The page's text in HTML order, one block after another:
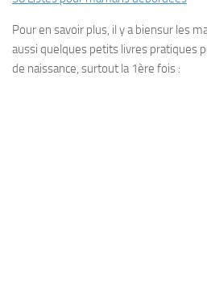
Pour en savoir plus, il y a biensur les
aussi quelques petits livres pratiques
de naissance, surtout la 1ère fois :